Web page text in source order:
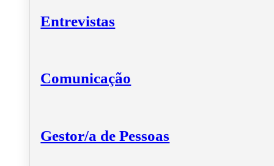
Entrevistas
Comunicação
Gestor/a de Pessoas